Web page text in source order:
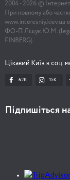
2004 - 2026 ©
При повному або
www.interesniy.kiev.ua
ФО-П Ліщук Ю.М. (legal
FINBERG)
Цікавий Київ в соц.
62K 15K
Підпишіться